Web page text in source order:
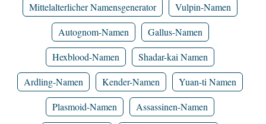
Mittelalterlicher Namensgenerator
Vulpin-Namen
Autognom-Namen
Gallus-Namen
Hexblood-Namen
Shadar-kai Namen
Ardling-Namen
Kender-Namen
Yuan-ti Namen
Plasmoid-Namen
Assassinen-Namen